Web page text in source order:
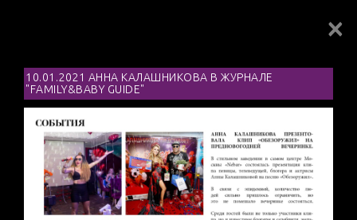
PRESS
×
10.01.2021 АННА КАЛАШНИКОВА В ЖУРНАЛЕ
"FAMILY&BABY GUIDE"